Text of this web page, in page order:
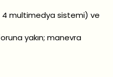
4 multimedya sistemi) ve
yakın; manevra